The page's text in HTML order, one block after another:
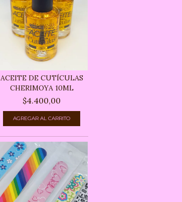
ACEITE DE CUTÍCULAS
CHERIMOYA 10ML
$4.400,00